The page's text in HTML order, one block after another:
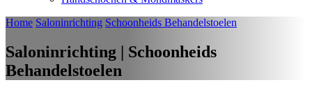
Home Saloninrichting Schoonheids Behandelstoelen
Saloninrichting | Schoonheids
Behandelstoelen